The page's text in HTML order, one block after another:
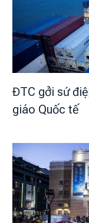
ĐTC gởi sứ
giáo Quốc tế